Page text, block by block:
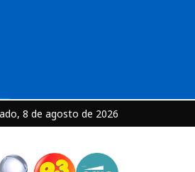
8 de agosto de 2026